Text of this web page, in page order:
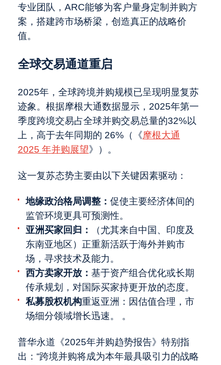
专业团队，ARC能够为客户量身定制并购方
案，搭建跨市场桥梁，创造真正的战略价
值。
全球交易通道重启
2025年，全球跨境并购规模已呈现明显复苏
迹象。根据摩根大通数据显示，2025年第一
季度跨境交易占全球并购交易总量的32%以
上，高于去年同期的 26%（《摩根大通
2025 年并购展望》）。
这一复苏态势主要由以下关键因素驱动：
地缘政治格局调整： 促使主要经济体间的
监管环境更具可预测性。
亚洲买家回归：
（尤其来自中国、印度及
东南亚地区）正重新活跃于海外并购市
场，寻求技术及能力。
西方卖家开放： 基于资产组合优化或长期
传承规划，对国际买家持更开放的态度。
私募股权机构重返亚洲：因估值合理，市
场细分领域增长迅速。 。
普华永道《2025年并购趋势报告》特别指
出：“跨境并购将成为本年最具吸引力的战略